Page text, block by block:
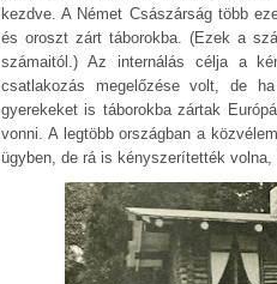
kezdve. A Német Császárság több
és oroszt zárt táborokba. (Ezek a
számaitól.) Az internálás célja a
csatlakozás megelőzése volt, de
gyerekeket is táborokba zártak
vonni. A legtöbb országban a
ügyben, de rá is kényszerítették